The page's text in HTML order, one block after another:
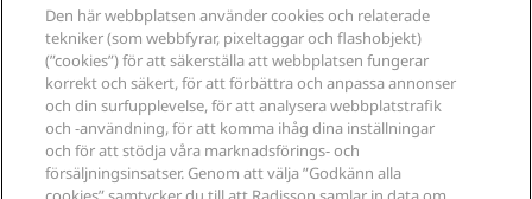
Radisson Hotels APP
Hotell godkända för sporter
Familjevänliga hotell
Hälsa och säkerhet
Radisson Hotel Group
Media
Jobberbjudanden RHG
Jobberbjudanden PPHE
Lediga jobb EHL
The Club by RHG
Utvecklingsmöjligheter
Juridiskt
Integritetscenter
Juridiskt meddelande
Radisson Rewards villkor
Webbplatsanvändningsavtal
Digital tillgänglighet
Hjälp
Meddelanden till konsumenter
Kontakt
Frågor och svar
Sociala medier
Radisson Hotels varumärken
Den här webbplatsen använder cookies och relaterade
tekniker (som webbfyrar, pixeltaggar och flashobjekt)
(”cookies”) för att säkerställa att webbplatsen fungerar
korrekt och säkert, för att förbättra och anpassa annonser
och din surfupplevelse, för att analysera webbplatstrafik
och -användning, för att komma ihåg dina inställningar
och för att stödja våra marknadsförings- och
försäljningsinsatser. Genom att välja ”Godkänn alla